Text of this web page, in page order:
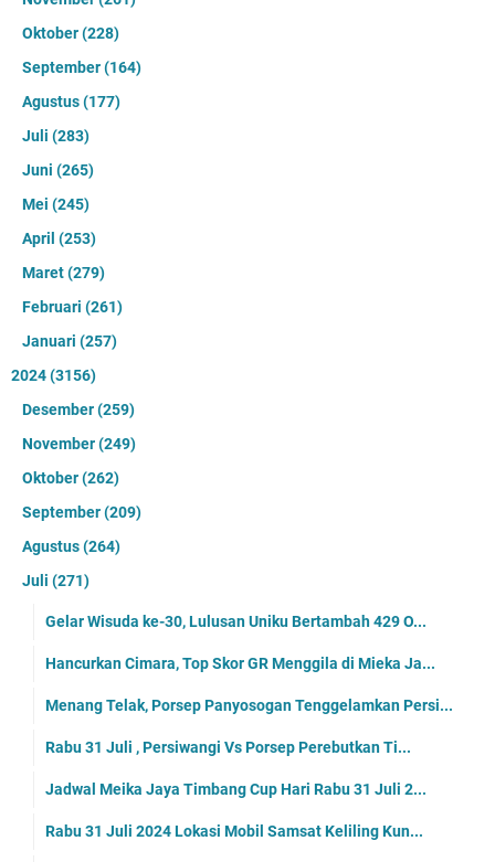
Oktober(228)
September(164)
Agustus(177)
Juli (283)
Juni (265)
Mei (245)
April (253)
Maret(279)
Februari (261)
Januari (257)
2024(3156)
Desember(259)
November(249)
Oktober(262)
September(209)
Agustus(264)
Juli (271)
Gelar Wisuda ke-30, Lulusan Uniku Bertambah 429 O...
Hancurkan Cimara, Top Skor GR Menggila di Mieka Ja...
Menang Telak, Porsep Panyosogan Tenggelamkan Persi...
Rabu 31 Juli , Persiwangi Vs Porsep Perebutkan Ti...
Jadwal Meika Jaya Timbang Cup Hari Rabu 31 Juli 2...
Rabu 31 Juli 2024 Lokasi Mobil Samsat Keliling Kun...